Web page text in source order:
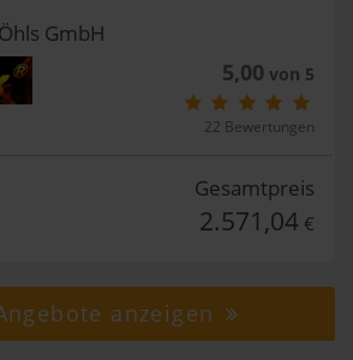
GmbH
5,00 von 5
22 Bewertungen
Gesamtpreis
2.571,04 €
anzeigen